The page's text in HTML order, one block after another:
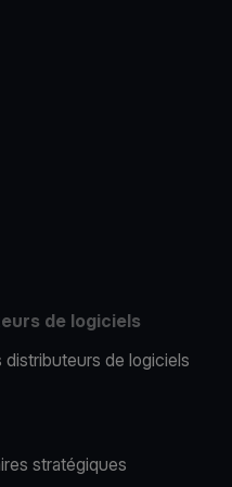
de logiciels
de logiciels
stratégiques